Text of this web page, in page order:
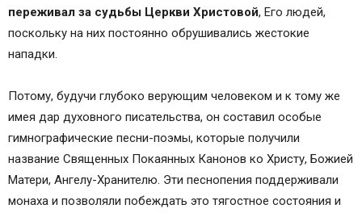
переживал за судьбы Церкви Христовой, Его людей,
поскольку на них постоянно обрушивались жестокие
нападки.
Потому, будучи глубоко верующим человеком и к тому же
имея дар духовного писательства, он составил особые
гимнографические песни-поэмы, которые получили
название Священных Покаянных Канонов ко Христу, Божией
Матери, Ангелу-Хранителю. Эти песнопения поддерживали
монаха и позволяли побеждать это тягостное состояния и